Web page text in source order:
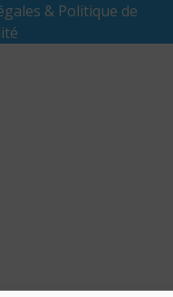
& Politique de